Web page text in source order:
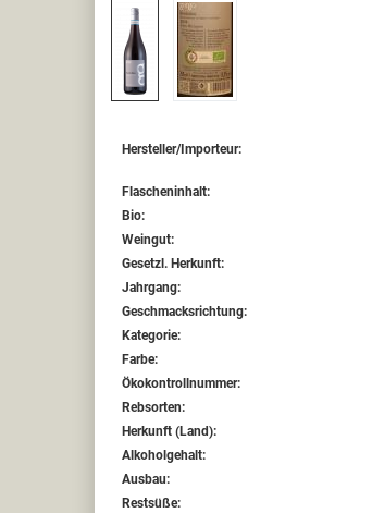
Hersteller/Importeur:
Flascheninhalt:
Bio:
Weingut:
Gesetzl. Herkunft:
Jahrgang:
Geschmacksrichtung:
Kategorie:
Farbe:
Ökokontrollnummer:
Rebsorten:
Herkunft (Land):
Alkoholgehalt:
Ausbau:
Restsüße: